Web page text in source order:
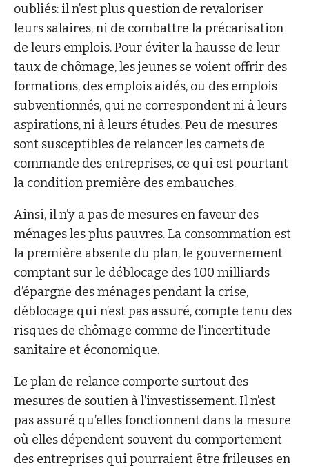
oubliés: il n’est plus question de revaloriser
leurs salaires, ni de combattre la précarisation
de leurs emplois. Pour éviter la hausse de leur
taux de chômage, les jeunes se voient offrir des
formations, des emplois aidés, ou des emplois
subventionnés, qui ne correspondent ni à leurs
aspirations, ni à leurs études. Peu de mesures
sont susceptibles de relancer les carnets de
commande des entreprises, ce qui est pourtant
la condition première des embauches.
Ainsi, il n’y a pas de mesures en faveur des
ménages les plus pauvres. La consommation est
la première absente du plan, le gouvernement
comptant sur le déblocage des 100 milliards
d’épargne des ménages pendant la crise,
déblocage qui n’est pas assuré, compte tenu des
risques de chômage comme de l’incertitude
sanitaire et économique.
Le plan de relance comporte surtout des
mesures de soutien à l’investissement. Il n’est
pas assuré qu’elles fonctionnent dans la mesure
où elles dépendent souvent du comportement
des entreprises qui pourraient être frileuses en